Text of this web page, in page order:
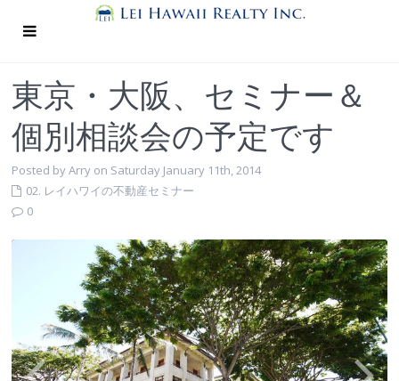
東京・大阪、セミナー＆
個別相談会の予定です
Posted by Arry on Saturday January 11th, 2014
02. レイハワイの不動産セミナー
0